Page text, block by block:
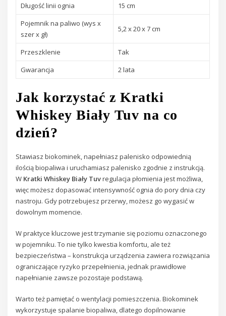
Długość linii ognia
15 cm
Pojemnik na paliwo (wys x
szer x gł)
5,2 x 20 x 7 cm
Przeszklenie
Tak
Gwarancja
2 lata
Jak korzystać z Kratki
Whiskey Biały Tuv na co
dzień?
Stawiasz biokominek, napełniasz palenisko odpowiednią
ilością biopaliwa i uruchamiasz palenisko zgodnie z instrukcją.
W Kratki Whiskey Biały Tuvregulacja płomienia jest możliwa,
więc możesz dopasować intensywność ognia do pory dnia czy
nastroju. Gdy potrzebujesz przerwy, możesz go wygasić w
dowolnym momencie.
W praktyce kluczowe jest trzymanie się poziomu oznaczonego
w pojemniku. To nie tylko kwestia komfortu, ale też
bezpieczeństwa – konstrukcja urządzenia zawiera rozwiązania
ograniczające ryzyko przepełnienia, jednak prawidłowe
napełnianie zawsze pozostaje podstawą.
Warto też pamiętać o wentylacji pomieszczenia. Biokominek
wykorzystuje spalanie biopaliwa, dlatego dopilnowanie